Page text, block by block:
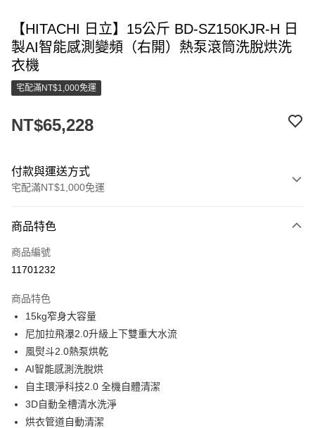
【HITACHI 日立】15公斤 BD-SZ150KJR-H 日
製AI智能感測變頻（右開）熱泵滾筒洗脫烘洗
衣機
宅配滿NT$1,000免運
NT$65,228
付款與運送方式
宅配滿NT$1,000免運
信用卡一次付款
LINE Pay
悠遊付
ATM付款
運送方式
每筆NT$100，滿NT$1,000(含以上)免運費
商品特色
商品編號
11701232
商品特色
15kg窄身大容量
尼加拉飛瀑2.0升級上下雙重大水流
風熨斗2.0熱泵烘乾
AI智能感測洗脫烘
自主環淨科技2.0 全機自體清潔
3D自動全槽清水洗淨
烘衣管道自動清潔